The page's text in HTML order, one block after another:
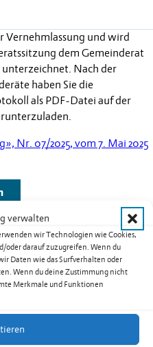
verwalten
wir Technologien wie Cookies,
oder darauf zuzugreifen. Wenn du
Daten wie das Surfverhalten oder
Wenn du deine Zustimmung nicht
Merkmale und Funktionen
Vernehmlassung und wird
dem Gemeinderat
Nach der
haben Sie die
als PDF-Datei auf der
Nr. 07/2025, vom 7. Mai 2025
Flur- und
eines absoluten
in Liechtenstein